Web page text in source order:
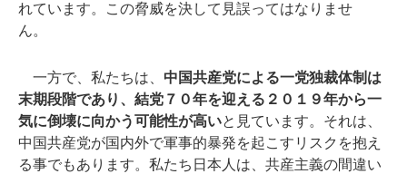
れています。この脅威を決して見誤ってはなりませ
ん。
一方で、私たちは、 中国共産党による一党独裁体制は
末期段階であり、結党７０年を迎える２０１９年から一
気に倒壊に向かう可能性が高いと見ています。それは、
中国共産党が国内外で軍事的暴発を起こすリスクを抱え
る事でもあります。私たち日本人は、共産主義の間違い